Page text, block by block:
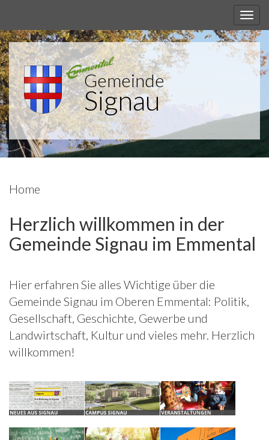
Gemeinde
Signau
Home
Herzlich willkommen in der
Gemeinde Signau im Emmental
Hier erfahren Sie alles Wichtige über die
Gemeinde Signau im Oberen Emmental: Politik,
Gesellschaft, Geschichte, Gewerbe und
Landwirtschaft, Kultur und vieles mehr. Herzlich
willkommen!